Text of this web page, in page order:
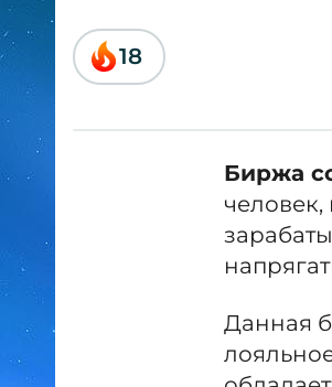
18
Биржа
Данная